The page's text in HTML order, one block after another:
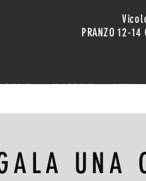
PRANZO 12-14
SIAMO IL LOCALE MENU
UNA